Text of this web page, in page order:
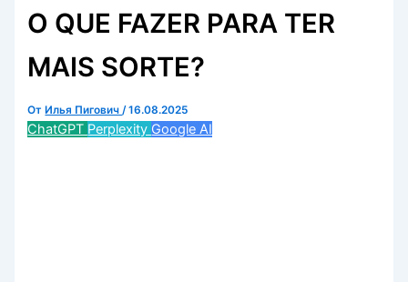
O QUE FAZER PARA TER
MAIS SORTE?
От Илья Пигович/16.08.2025
ChatGPT Perplexity Google AI